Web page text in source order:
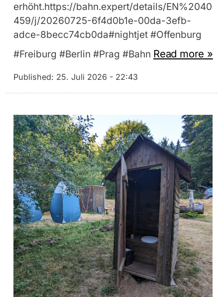
erhöht.https://bahn.expert/details/EN%2040
459/j/20260725-6f4d0b1e-00da-3efb-
adce-8becc74cb0da#nightjet #Offenburg
#Freiburg #Berlin #Prag #Bahn Read more »
Published: 25. Juli 2026 - 22:43